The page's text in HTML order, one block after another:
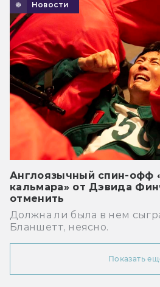
Новости
Англоязычный спин-офф
кальмара» от Дэвида
отменить
Должна ли была в нем
Бланшетт, неясно.
Показать